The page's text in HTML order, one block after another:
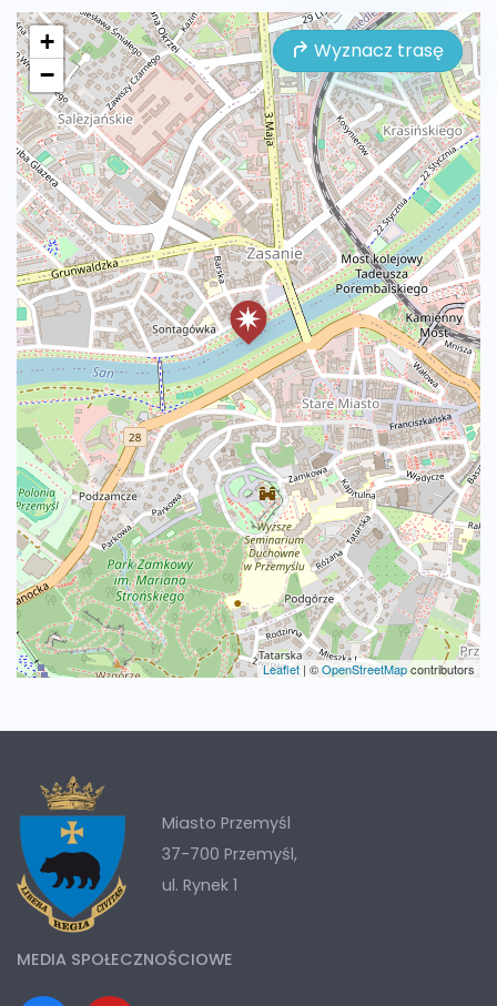
Wyznacz trasę
+
−
Leaflet| ©OpenStreetMapcontributors
Miasto Przemyśl
37-700 Przemyśl,
ul. Rynek 1
MEDIA SPOŁECZNOŚCIOWE